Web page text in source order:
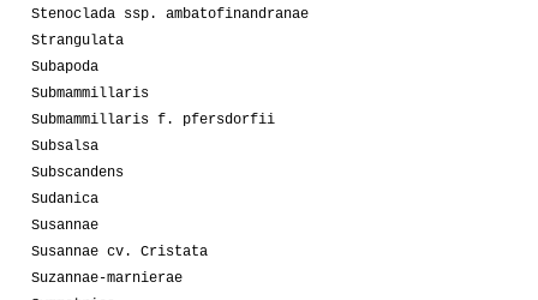
Stenoclada ssp. ambatofinandranae
Strangulata
Subapoda
Submammillaris
Submammillaris f. pfersdorfii
Subsalsa
Subscandens
Sudanica
Susannae
Susannae cv. Cristata
Suzannae-marnierae